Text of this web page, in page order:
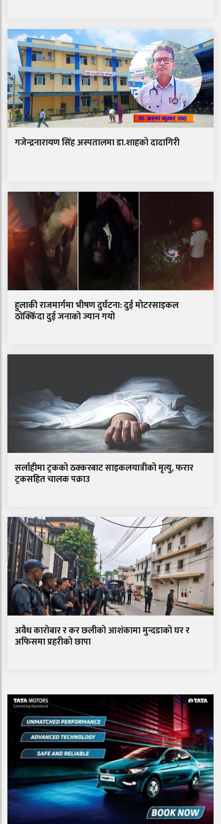
गजेन्द्रनारायण सिंह अस्पतालमा डा.शाहको दादागिरी
हुलाकी राजमार्गमा भीषण दुर्घटना: दुई मोटरसाइकल
ठोक्किँदा दुई जनाको ज्यान गयो
सर्लाहीमा ट्रकको ठक्करबाट साइकलयात्रीको मृत्यु, फरार
ट्रकसहित चालक पक्राउ
अवैध कारोबार र कर छलीको आशंकामा मुन्दडाको घर र
अफिसमा प्रहरीको छापा